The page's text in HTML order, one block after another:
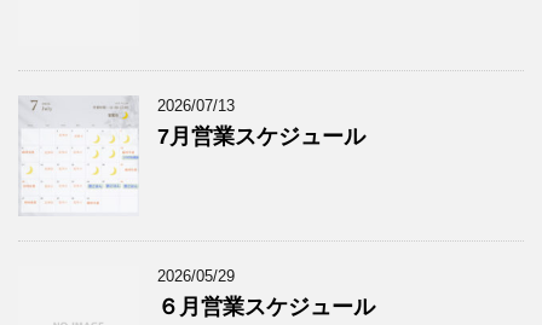
2026/07/13
7月営業スケジュール
2026/05/29
６月営業スケジュール